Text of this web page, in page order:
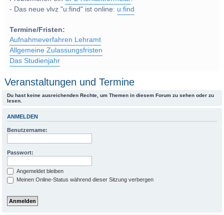
- Das neue vlvz "u:find" ist online: u:find
Termine/Fristen:
Aufnahmeverfahren Lehramt
Allgemeine Zulassungsfristen
Das Studienjahr
Veranstaltungen und Termine
Du hast keine ausreichenden Rechte, um Themen in diesem Forum zu sehen oder zu
lesen.
ANMELDEN
Benutzername:
Passwort:
Angemeldet bleiben
Meinen Online-Status während dieser Sitzung verbergen